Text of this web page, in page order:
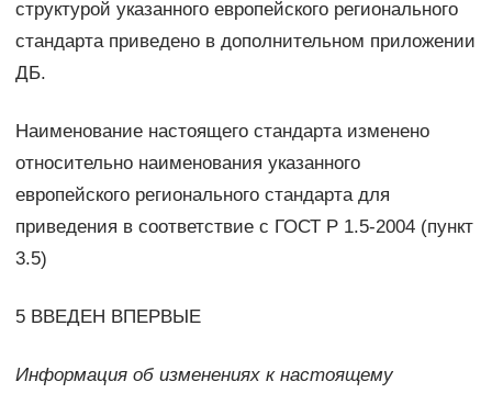
структурой указанного европейского регионального
стандарта приведено в дополнительном приложении
ДБ.
Наименование настоящего стандарта изменено
относительно наименования указанного
европейского регионального стандарта для
приведения в соответствие с ГОСТ Р 1.5-2004 (пункт
3.5)
5 ВВЕДЕН ВПЕРВЫЕ
Информация об изменениях к настоящему